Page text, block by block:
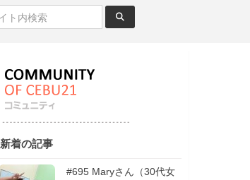
新着の記事
#695 Maryさん（30代女